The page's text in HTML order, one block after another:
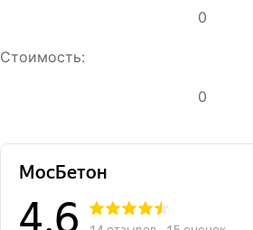
0
Стоимость:
0